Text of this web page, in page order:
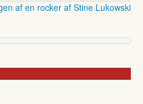
af en rocker af Stine Lukowski